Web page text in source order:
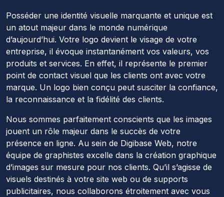
Posséder une identité visuelle marquante et unique est
un atout majeur dans le monde numérique
d’aujourd’hui. Votre logo devient le visage de votre
entreprise, il évoque instantanément vos valeurs, vos
produits et services. En effet, il représente le premier
point de contact visuel que les clients ont avec votre
marque. Un logo bien conçu peut susciter la confiance,
la reconnaissance et la fidélité des clients.
Nous sommes parfaitement conscients que les images
jouent un rôle majeur dans le succès de votre
présence en ligne. Au sein de Digibase Web, notre
équipe de graphistes excelle dans la création graphique
d’images sur mesure pour nos clients. Qu’il s’agisse de
visuels destinés à votre site web ou de supports
publicitaires, nous collaborons étroitement avec vous